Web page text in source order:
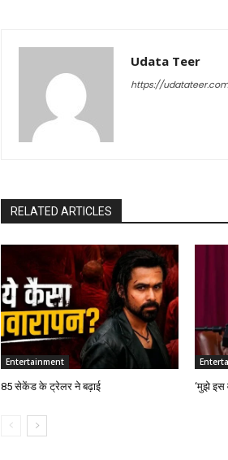
Udata Teer
https://udatateer.com
RELATED ARTICLES
Entertainment
85 सेकेंड के ट्रेलर ने बढ़ाई ‘मुझे इस